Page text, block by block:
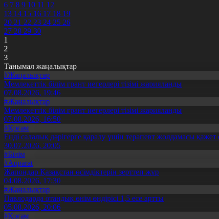
6 7 8 9 10 11 12
13 14 15 16 17 18 19
20 21 22 23 24 25 26
27 28 29 30
1
2
3
Танымал жаңалықтар
#Жаңалықтар
Мемлекеттік білім грант иегерлері тізімі жарияланды
07.08.2026, 19:46
#Жаңалықтар
Мемлекеттік білім грант иегерлері тізімі жарияланды
07.08.2026, 16:50
#Қоғам
Енді салалық дәрігерге қаралу үшін терапевт жолдамасы қажет
30.07.2026, 20:05
#Білім
#Aqparat
Жапондар Қазақстан өсімдіктерін зерттеп жүр
04.08.2026, 17:30
#Жаңалықтар
Павлодарда отандық өнім өндірісі 1,5 есе артты
05.08.2026, 20:06
#Қоғам